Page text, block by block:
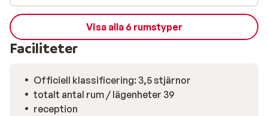
Visa alla 6 rumstyper
Faciliteter
Officiell klassificering: 3,5 stjärnor
totalt antal rum / lägenheter 39
reception